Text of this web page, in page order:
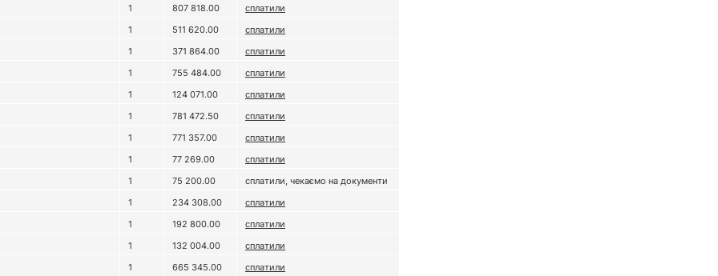
1 807 818.00
сплатили
1 511 620.00
сплатили
1 371 864.00
сплатили
1 755 484.00
сплатили
1 124 071.00
сплатили
1 781 472.50
сплатили
1 771 357.00
сплатили
1 77 269.00
сплатили
1 75 200.00
сплатили, чекаємо на документи
1 234 308.00
сплатили
1 192 800.00
сплатили
1 132 004.00
сплатили
1 665 345.00
сплатили